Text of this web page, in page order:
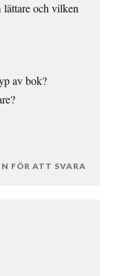
lättare och vilken
av bok?
FÖR ATT SVARA